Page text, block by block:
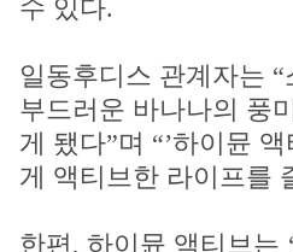
수 있다.
일동후디스 관계자는
부드러운 바나나의 풍
게 됐다”며 “’하이뮨
게 액티브한 라이프를
한편, 하이뮨 액티브는